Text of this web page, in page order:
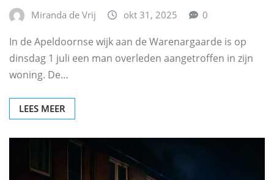
Miranda de Vrij okt 31, 2025 0
In de Apeldoornse wijk aan de Warenargaarde is op
dinsdag 1 juli een man overleden aangetroffen in zijn
woning. De…
LEES MEER